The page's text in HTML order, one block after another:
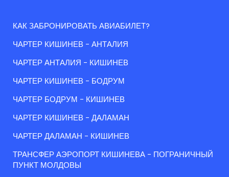
КАК ЗАБРОНИРОВАТЬ АВИАБИЛЕТ?
ЧАРТЕР КИШИНЕВ - АНТАЛИЯ
ЧАРТЕР АНТАЛИЯ - КИШИНЕВ
ЧАРТЕР КИШИНЕВ - БОДРУМ
ЧАРТЕР БОДРУМ - КИШИНЕВ
ЧАРТЕР КИШИНЕВ - ДАЛАМАН
ЧАРТЕР ДАЛАМАН - КИШИНЕВ
ТРАНСФЕР АЭРОПОРТ КИШИНЕВА - ПОГРАНИЧНЫЙ
ПУНКТ МОЛДОВЫ